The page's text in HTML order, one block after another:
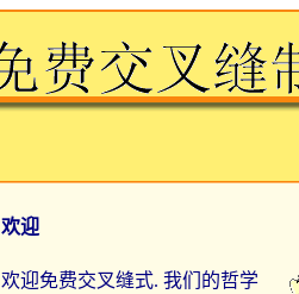
欢迎
欢迎免费交叉缝式. 我们的哲学